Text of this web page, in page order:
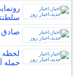
صادق
لحظه
حمله